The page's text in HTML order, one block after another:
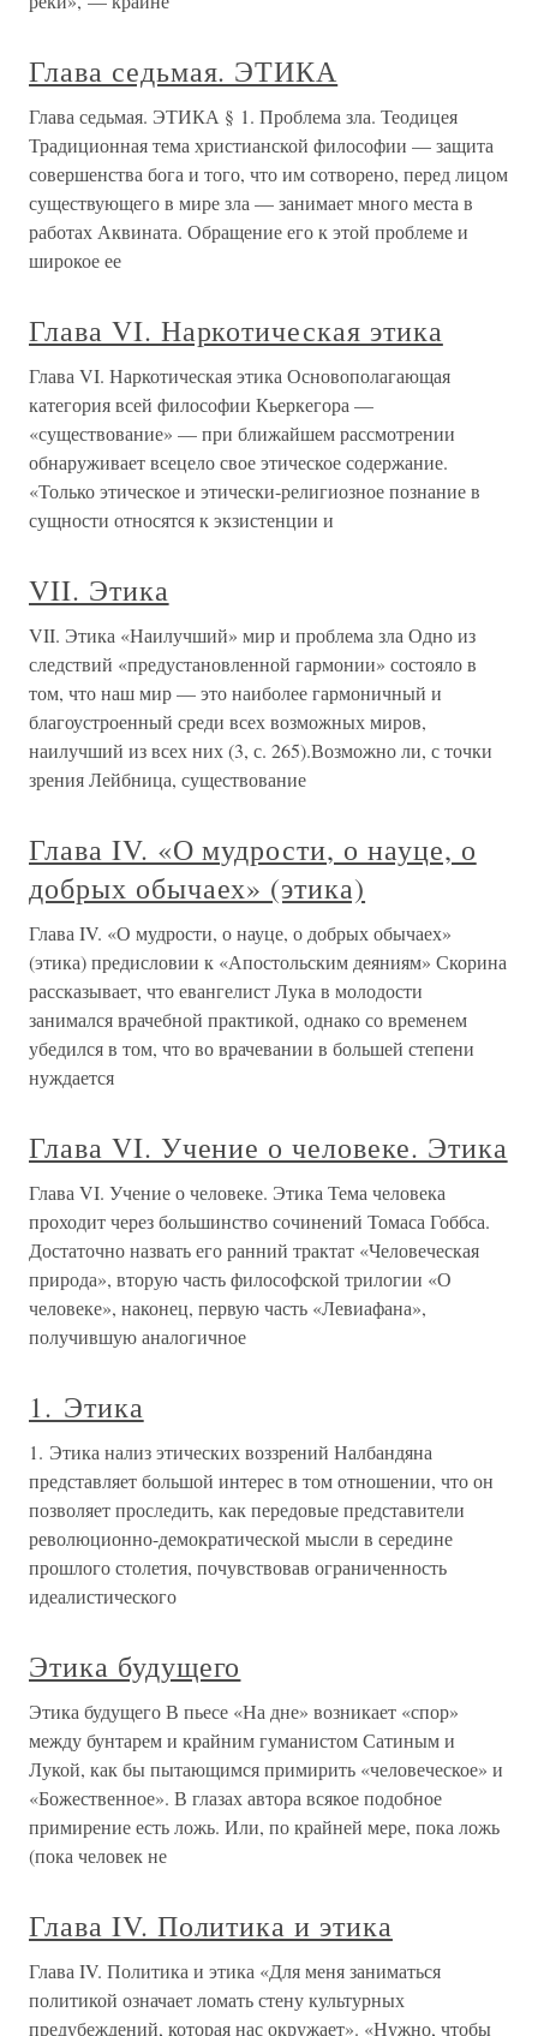
Глава седьмая. ЭТИКА
Глава седьмая. ЭТИКА § 1. Проблема зла. Теодицея
Традиционная тема христианской философии — защита
совершенства бога и того, что им сотворено, перед лицом
существующего в мире зла — занимает много места в
работах Аквината. Обращение его к этой проблеме и
широкое ее
Глава VI. Наркотическая этика
Глава VI. Наркотическая этика Основополагающая
категория всей философии Кьеркегора —
«существование» — при ближайшем рассмотрении
обнаруживает всецело свое этическое содержание.
«Только этическое и этически-религиозное познание в
сущности относятся к экзистенции и
VII. Этика
VII. Этика «Наилучший» мир и проблема зла Одно из
следствий «предустановленной гармонии» состояло в
том, что наш мир — это наиболее гармоничный и
благоустроенный среди всех возможных миров,
наилучший из всех них (3, с. 265).Возможно ли, с точки
зрения Лейбница, существование
Глава IV. «О мудрости, о науце, о
добрых обычаех» (этика)
Глава IV. «О мудрости, о науце, о добрых обычаех»
(этика) предисловии к «Апостольским деяниям» Скорина
рассказывает, что евангелист Лука в молодости
занимался врачебной практикой, однако со временем
убедился в том, что во врачевании в большей степени
нуждается
Глава VI. Учение о человеке. Этика
Глава VI. Учение о человеке. Этика Тема человека
проходит через большинство сочинений Томаса Гоббса.
Достаточно назвать его ранний трактат «Человеческая
природа», вторую часть философской трилогии «О
человеке», наконец, первую часть «Левиафана»,
получившую аналогичное
1. Этика
1. Этика нализ этических воззрений Налбандяна
представляет большой интерес в том отношении, что он
позволяет проследить, как передовые представители
революционно-демократической мысли в середине
прошлого столетия, почувствовав ограниченность
идеалистического
Этика будущего
Этика будущего В пьесе «На дне» возникает «спор»
между бунтарем и крайним гуманистом Сатиным и
Лукой, как бы пытающимся примирить «человеческое» и
«Божественное». В глазах автора всякое подобное
примирение есть ложь. Или, по крайней мере, пока ложь
(пока человек не
Глава IV. Политика и этика
Глава IV. Политика и этика «Для меня заниматься
политикой означает ломать стену культурных
предубеждений, которая нас окружает». «Нужно, чтобы